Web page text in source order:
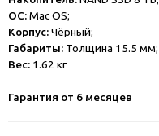
ОС:Mac OS;
Корпус:Чёрный;
Габариты: Толщина 15.5 мм;
Вес: 1.62 кг
Гарантия от 6 месяцев